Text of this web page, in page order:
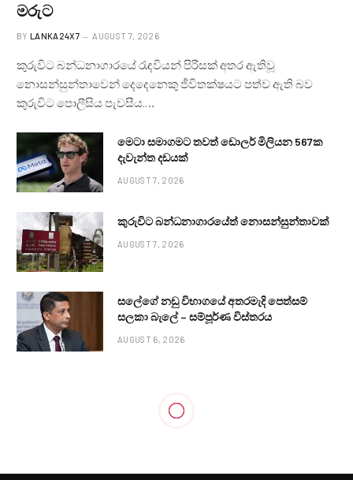
මරුට
BY LANKA24X7 AUGUST 7, 2026
කුරුවිට බන්ධනාගාරයේ රැඳවියන් පිරිසක් අතර ඇතිවූ
නොසන්සුන්තාවෙන් දෙදෙනෙකු ජීවිතක්ෂයට පත්ව ඇති බව
කුරුවිට පොලීසිය පැවසීය.…
මෙටා සමාගමට තවත් ඩොලර් මිලියන 567ක
දැවැන්ත දඩයක්
AUGUST 7, 2026
කුරුවිට බන්ධනාගාරයේත් නොසන්සුන්තාවක්
AUGUST 7, 2026
සලේගේ නඩු විභාගයේ අතරමැදි පෙත්සම්
සලකා බැලේ – සම්පූර්ණ විස්තරය
AUGUST 6, 2026